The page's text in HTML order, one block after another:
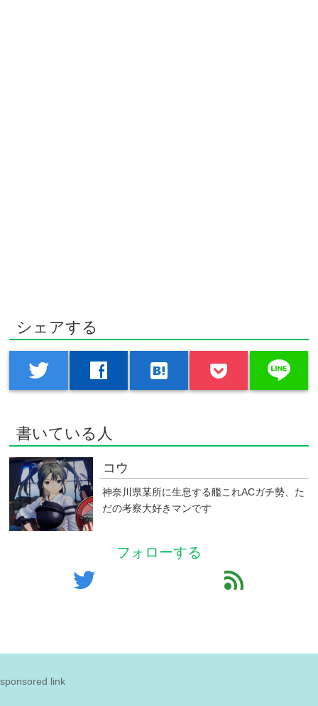
シェアする
twitter facebook hatenabookmark line
書いている人
コウ
神奈川県某所に生息する艦これACガチ勢、た
だの考察大好きマンです
フォローする
twitter feed
sponsored link